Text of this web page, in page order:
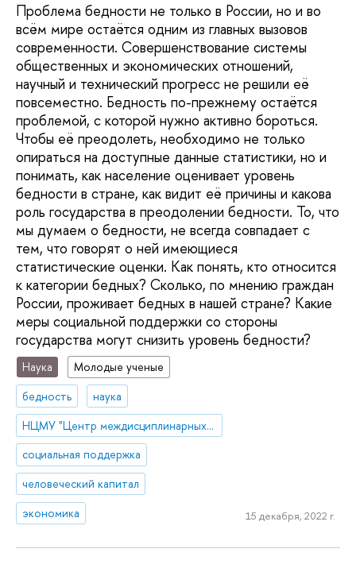
Проблема бедности не только в России, но и во
всём мире остаётся одним из главных вызовов
современности. Совершенствование системы
общественных и экономических отношений,
научный и технический прогресс не решили её
повсеместно. Бедность по-прежнему остаётся
проблемой, с которой нужно активно бороться.
Чтобы её преодолеть, необходимо не только
опираться на доступные данные статистики, но и
понимать, как население оценивает уровень
бедности в стране, как видит её причины и какова
роль государства в преодолении бедности. То, что
мы думаем о бедности, не всегда совпадает с
тем, что говорят о ней имеющиеся
статистические оценки. Как понять, кто относится
к категории бедных? Сколько, по мнению граждан
России, проживает бедных в нашей стране? Какие
меры социальной поддержки со стороны
государства могут снизить уровень бедности?
Наука
Молодые ученые
бедность
наука
НЦМУ "Центр междисциплинарных исследований человеческого потенциала"
социальная поддержка
человеческий капитал
экономика
15 декабря, 2022 г.